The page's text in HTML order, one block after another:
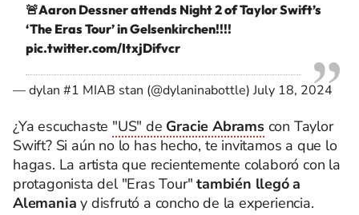
🚨Aaron Dessner attends Night 2 of Taylor Swift’s
‘The Eras Tour’ in Gelsenkirchen!!!!
pic.twitter.com/ItxjDifvcr
— dylan #1 MIAB stan (@dylaninabottle)July 18, 2024
¿Ya escuchaste "US" de Gracie Abramscon Taylor
Swift? Si aún no lo has hecho, te invitamos a que lo
hagas. La artista que recientemente colaboró con la
protagonista del "Eras Tour"también llegó a
Alemaniay disfrutó a concho de la experiencia.